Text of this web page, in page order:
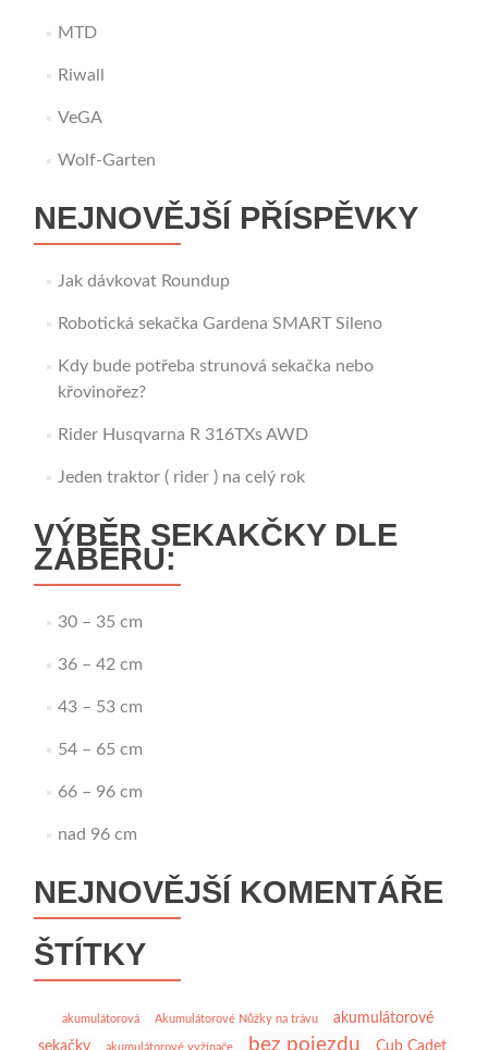
MTD
Riwall
VeGA
Wolf-Garten
NEJNOVĚJŠÍ PŘÍSPĚVKY
Jak dávkovat Roundup
Robotická sekačka Gardena SMART Sileno
Kdy bude potřeba strunová sekačka nebo
křovinořez?
Rider Husqvarna R 316TXs AWD
Jeden traktor ( rider ) na celý rok
VÝBĚR SEKAKČKY DLE
ZÁBĚRU:
30 – 35 cm
36 – 42 cm
43 – 53 cm
54 – 65 cm
66 – 96 cm
nad 96 cm
NEJNOVĚJŠÍ KOMENTÁŘE
ŠTÍTKY
akumulátorová Akumulátorové Nůžky na trávu
akumulátorové
sekačky
akumulátorové vyžínače bez pojezdu Cub Cadet